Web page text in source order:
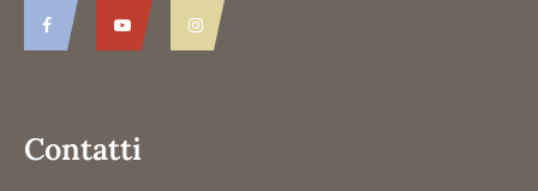
Contatti